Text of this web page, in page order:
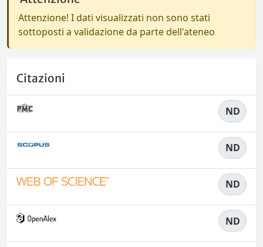
Attenzione! I dati visualizzati non sono stati
sottoposti a validazione da parte dell'ateneo
Citazioni
ND
ND
ND
ND